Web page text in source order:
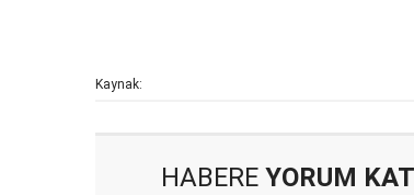
Kaynak:
HABERE YORUM KAT